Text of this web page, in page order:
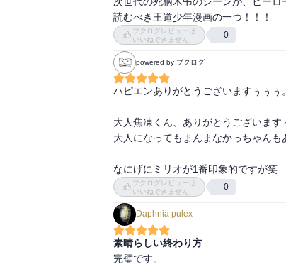
最初はデクがその立場だったけど、後
ちゃって残念。
ただいいところもいっぱいあって、前
は胸熱！
いろいろ書いちゃったけど、決してつ
読むべき王道少年漫画の一つ！！！
ブクログレビューは
いいねできません
0
powered by ブクログ
ハピエンありがとうございますぅぅぅ。
大人焦凍くん、ありがとうございます
大人になってもまんまなかっちゃんも
なにげにミリオが1番印象的ですが笑
ブクログレビューは
いいねできません
0
Daphnia pulex
素晴らしい終わり方
完璧です。